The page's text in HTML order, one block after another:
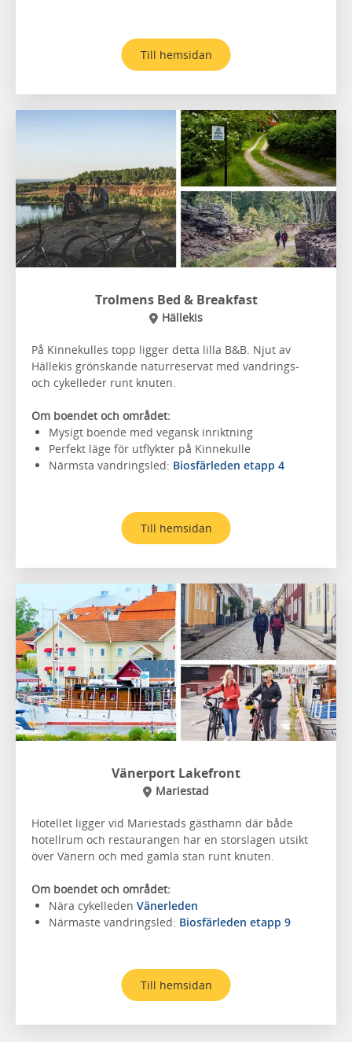
Till hemsidan
Trolmens Bed & Breakfast
Hällekis
På Kinnekulles topp ligger detta lilla B&B. Njut av
Hällekis grönskande naturreservat med vandrings-
och cykelleder runt knuten.
Om boendet och området:
Mysigt boende med vegansk inriktning
Perfekt läge för utflykter på Kinnekulle
Närmsta vandringsled: Biosfärleden etapp 4
Till hemsidan
Vänerport Lakefront
Mariestad
Hotellet ligger vid Mariestads gästhamn där både
hotellrum och restaurangen har en storslagen utsikt
över Vänern och med gamla stan runt knuten.
Om boendet och området:
Nära cykelleden Vänerleden
Närmaste vandringsled: Biosfärleden etapp 9
Till hemsidan